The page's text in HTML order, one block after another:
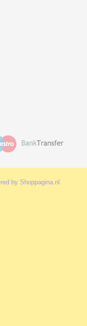
by Shoppagina.nl